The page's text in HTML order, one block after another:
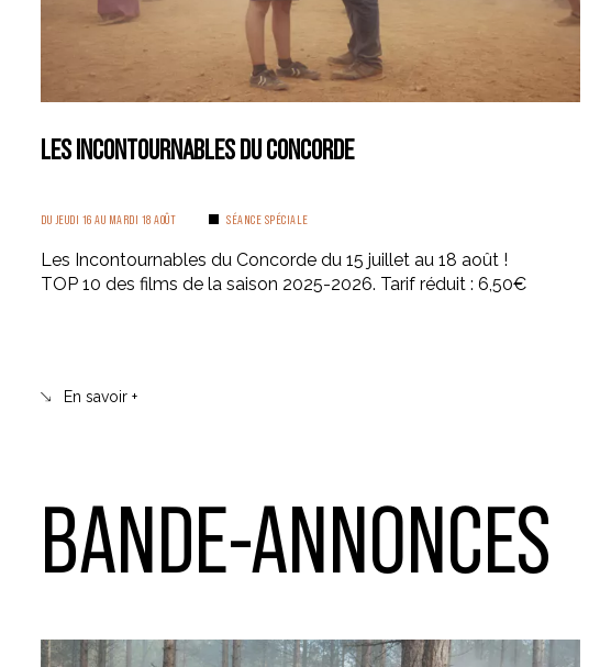
LES INCONTOURNABLES DU CONCORDE
DU JEUDI 16 AU MARDI 18 AOÛT SÉANCE SPÉCIALE
Les Incontournables du Concorde du 15 juillet au 18 août !
TOP 10 des films de la saison 2025-2026. Tarif réduit : 6,50€
En savoir +
BANDE-ANNONCES